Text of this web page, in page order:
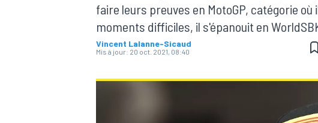
faire leurs preuves en MotoGP, catégorie
moments difficiles, il s'épanouit en
Vincent Lalanne-Sicaud
Mis à jour: 20 oct. 2021, 08:40